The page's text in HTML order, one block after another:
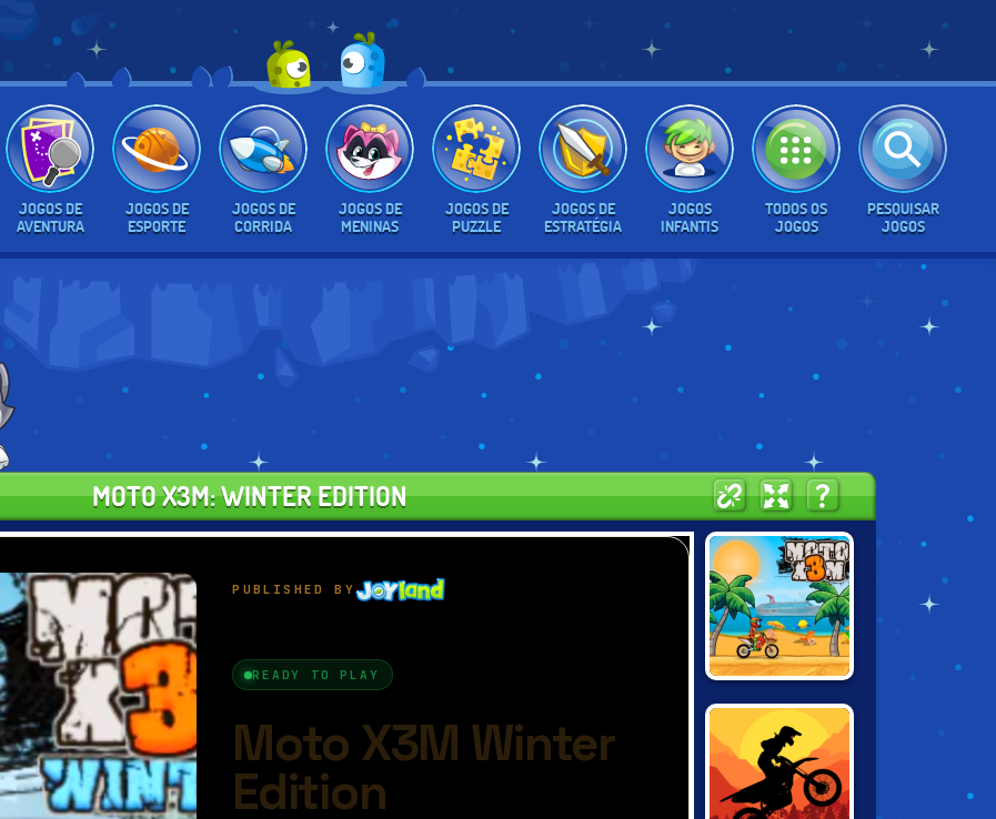
JOGOS DE
AVENTURA
JOGOS DE
ESPORTE
JOGOS DE
CORRIDA
JOGOS DE
MENINAS
JOGOS DE
PUZZLE
JOGOS DE
ESTRATÉGIA
JOGOS
INFANTIS
TODOS OS
JOGOS
PESQUISAR
JOGOS
MOTO X3M: WINTER EDITION
MOTO X3M